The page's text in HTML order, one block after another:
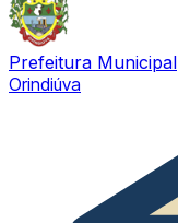
Prefeitura Municipal
Orindiúva